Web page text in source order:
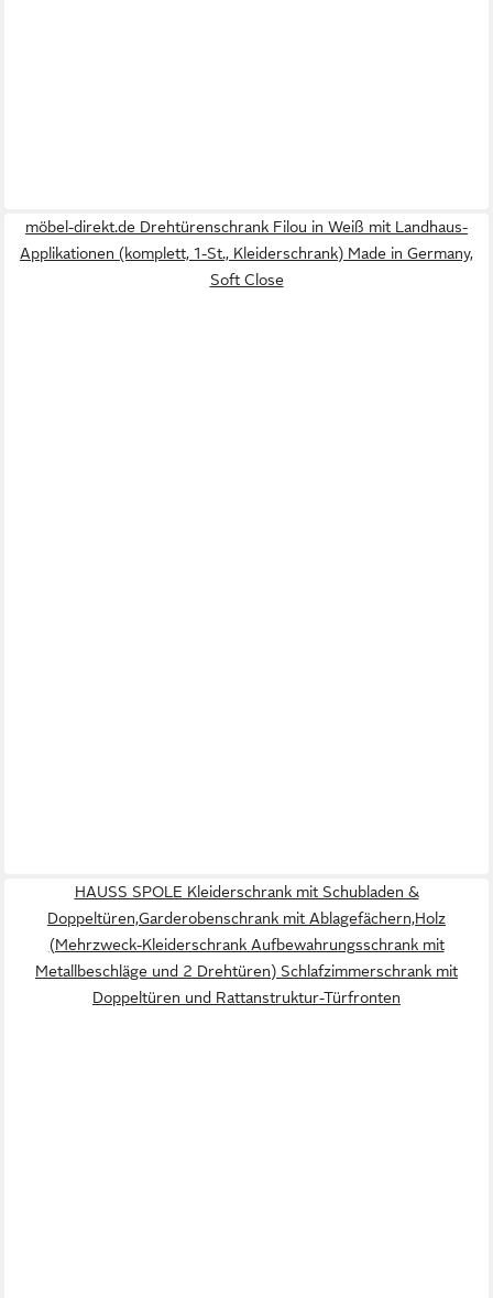
möbel-direkt.de Drehtürenschrank Filou in Weiß mit Landhaus-
Applikationen (komplett, 1-St., Kleiderschrank) Made in Germany,
Soft Close
HAUSS SPOLE Kleiderschrank mit Schubladen &
Doppeltüren,Garderobenschrank mit Ablagefächern,Holz
(Mehrzweck-Kleiderschrank Aufbewahrungsschrank mit
Metallbeschläge und 2 Drehtüren) Schlafzimmerschrank mit
Doppeltüren und Rattanstruktur-Türfronten